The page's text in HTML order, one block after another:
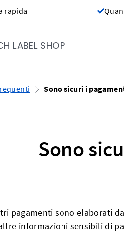
rapida
LABEL SHOP
Sono sicuri i
Sono
pagamenti sono elaborati
informazioni sensibili di